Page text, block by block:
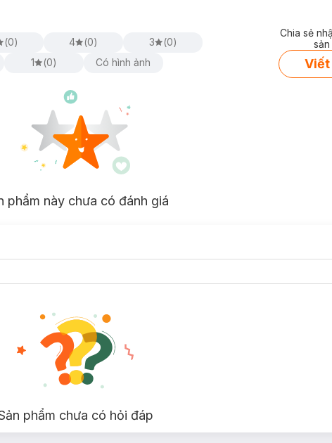
học khóa trang điểm.
vào túi xách khi ra ngoài.
hợp cùng trang phục.
đến lớp phủ mỏng. Cấu trúc nhẹ nhanh chóng bám vào da, các bột
(0) 4 (0) 3 (0)
1 (0) Có hình ảnh
Chia sẻ
Viết
phẩm này chưa có đánh giá
phẩm chưa có hỏi đáp